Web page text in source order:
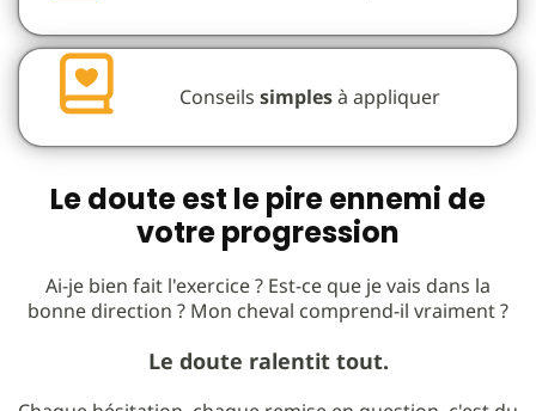
Conseils simplesà appliquer
Le doute est le pire ennemi de
votre progression
Ai-je bien fait l'exercice ? Est-ce que je vais dans la
bonne direction ? Mon cheval comprend-il vraiment ?
Le doute ralentit tout.